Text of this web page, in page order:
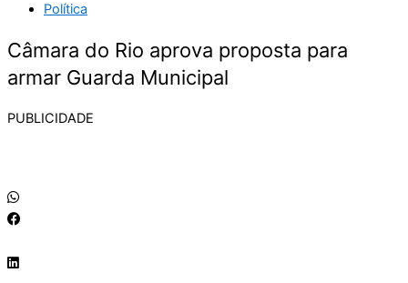
Política
Câmara do Rio aprova proposta para
armar Guarda Municipal
PUBLICIDADE